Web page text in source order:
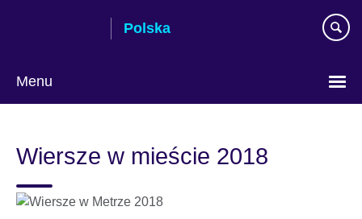
Polska
Menu
Wiersze w mieście 2018